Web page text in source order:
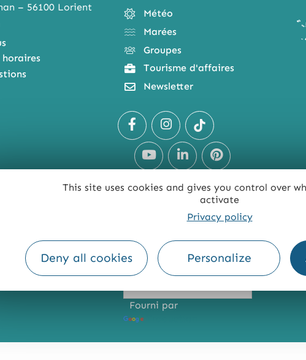
This site uses cookies and gives you control over
activate
Privacy policy
Deny all cookies Personalize
– 56100 Lorient
horaires
Météo
Marées
Groupes
Tourisme d'affaires
Newsletter
ACCESSIBILITÉ : NON CONFORME
Fourni par